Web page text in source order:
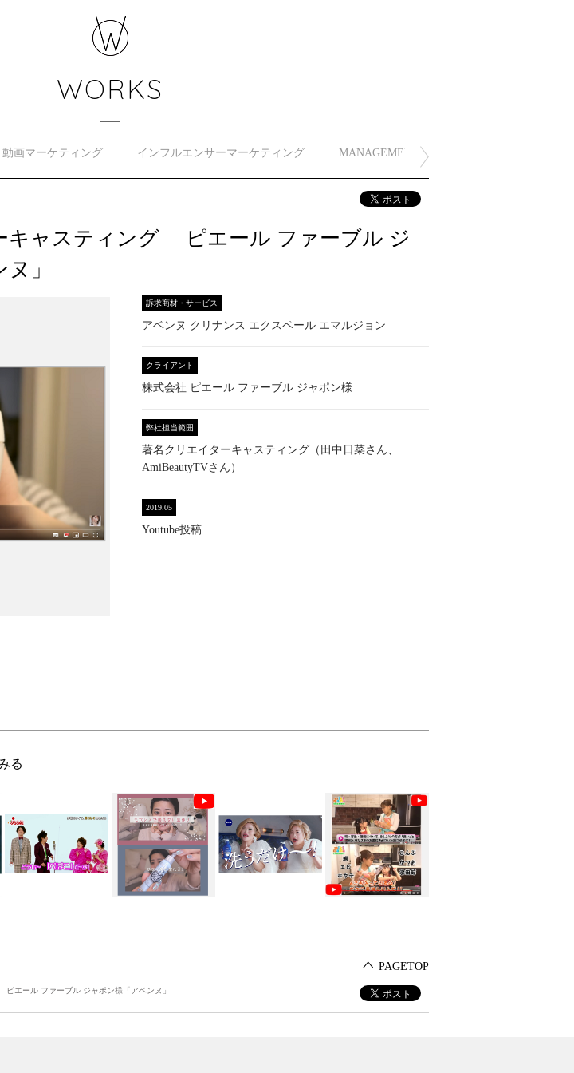
WORKS
動画マーケティング インフルエンサーマーケティング MANAGEMENT
キャスティング ピエール ファーブル ジ
」
訴求商材・サービス
アベンヌ クリナンス エクスペール エマルジョン
クライアント
株式会社 ピエール ファーブル ジャポン様
弊社担当範囲
著名クリエイターキャスティング（田中日菜さん、
AmiBeautyTVさん）
2019.05
Youtube投稿
る
PAGETOP
ール ファーブル ジャポン様「アベンヌ」